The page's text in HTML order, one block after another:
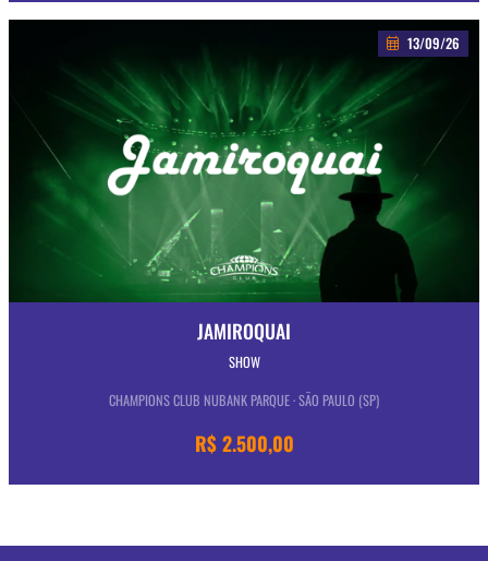
13/09/26
JAMIROQUAI
SHOW
CHAMPIONS CLUB NUBANK PARQUE · SÃO PAULO (SP)
R$ 2.500,00